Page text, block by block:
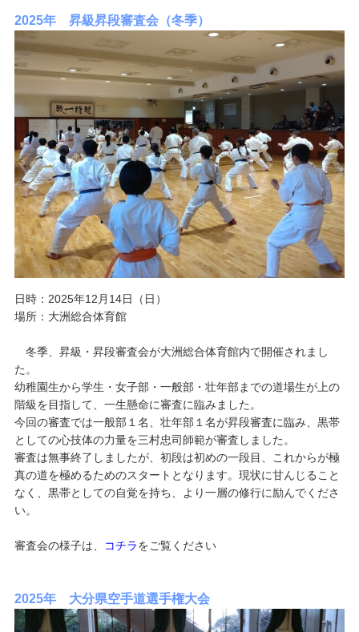
2025年 昇級昇段審査会（冬季）
日時：2025年12月14日（日）
場所：大洲総合体育館
冬季、昇級・昇段審査会が大洲総合体育館内で開催されまし
た。
幼稚園生から学生・女子部・一般部・壮年部までの道場生が上の
階級を目指して、一生懸命に審査に臨みました。
今回の審査では一般部１名、壮年部１名が昇段審査に臨み、黒帯
としての心技体の力量を三村忠司師範が審査しました。
審査は無事終了しましたが、初段は初めの一段目、これからが極
真の道を極めるためのスタートとなります。現状に甘んじること
なく、黒帯としての自覚を持ち、より一層の修行に励んでくださ
い。
審査会の様子は、 コチラをご覧ください
2025年 大分県空手道選手権大会